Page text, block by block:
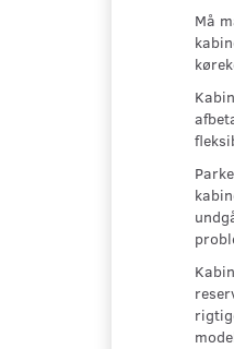
Må